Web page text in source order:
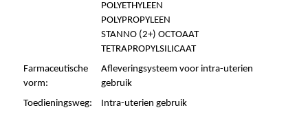
POLYETHYLEEN
POLYPROPYLEEN
STANNO (2+) OCTOAAT
TETRAPROPYLSILICAAT
Farmaceutische
vorm:
Afleveringsysteem voor intra-uterien
gebruik
Toedieningsweg:
Intra-uterien gebruik